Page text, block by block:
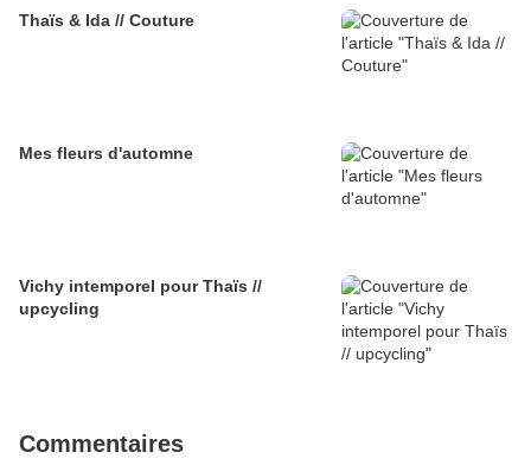
Thaïs & Ida // Couture
Mes fleurs d'automne
Vichy intemporel pour Thaïs //
upcycling
Commentaires